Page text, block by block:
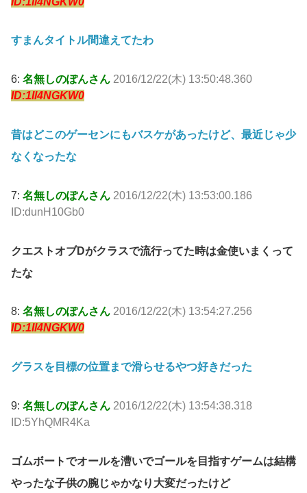
すまんタイトル間違えてたわ
6: 名無しのぽんさん 2016/12/22(木) 13:50:48.360
ID:1Il4NGKW0
昔はどこのゲーセンにもバスケがあったけど、最近じゃ少
なくなったな
7: 名無しのぽんさん 2016/12/22(木) 13:53:00.186
ID:dunH10Gb0
クエストオブDがクラスで流行ってた時は金使いまくって
たな
8: 名無しのぽんさん 2016/12/22(木) 13:54:27.256
ID:1Il4NGKW0
グラスを目標の位置まで滑らせるやつ好きだった
9: 名無しのぽんさん 2016/12/22(木) 13:54:38.318
ID:5YhQMR4Ka
ゴムボートでオールを漕いでゴールを目指すゲームは結構
やったな子供の腕じゃかなり大変だったけど